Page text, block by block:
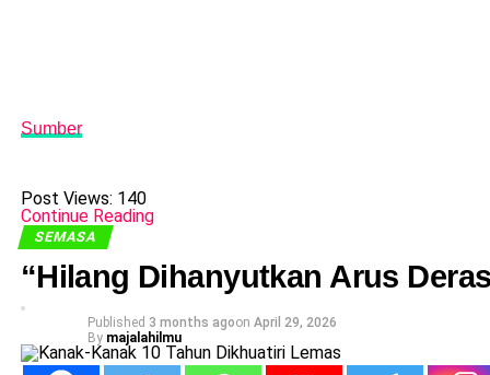
Sumber
Post Views: 140
Continue Reading
SEMASA
“Hilang Dihanyutkan Arus
Published 3 months agoon April 29, 2026
By majalahilmu